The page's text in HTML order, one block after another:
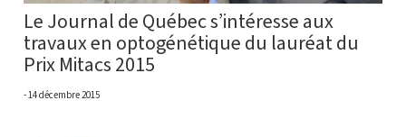
Le Journal de Québec s’intéresse aux
travaux en optogénétique du lauréat du
Prix Mitacs 2015
14 décembre 2015